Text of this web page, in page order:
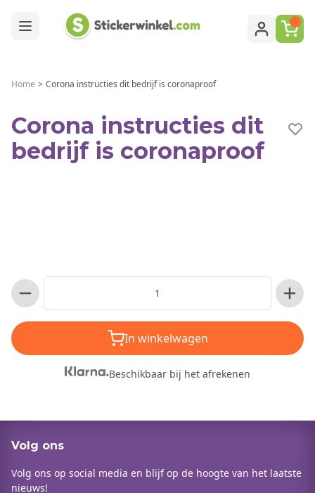
Home > Corona instructies dit bedrijf is coronaproof
Corona instructies dit
bedrijf is coronaproof
In winkelwagen
Beschikbaar bij het afrekenen
Volg ons
Volg ons op social media en blijf op de hoogte van het laatste
nieuws!